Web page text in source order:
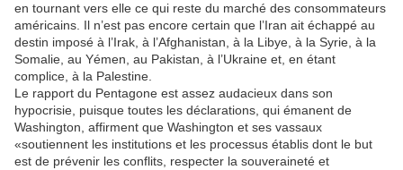
en tournant vers elle ce qui reste du marché des consommateurs
américains. Il n’est pas encore certain que l’Iran ait échappé au
destin imposé à l’Irak, à l’Afghanistan, à la Libye, à la Syrie, à la
Somalie, au Yémen, au Pakistan, à l’Ukraine et, en étant
complice, à la Palestine.
Le rapport du Pentagone est assez audacieux dans son
hypocrisie, puisque toutes les déclarations, qui émanent de
Washington, affirment que Washington et ses vassaux
«soutiennent les institutions et les processus établis dont le but
est de prévenir les conflits, respecter la souveraineté et